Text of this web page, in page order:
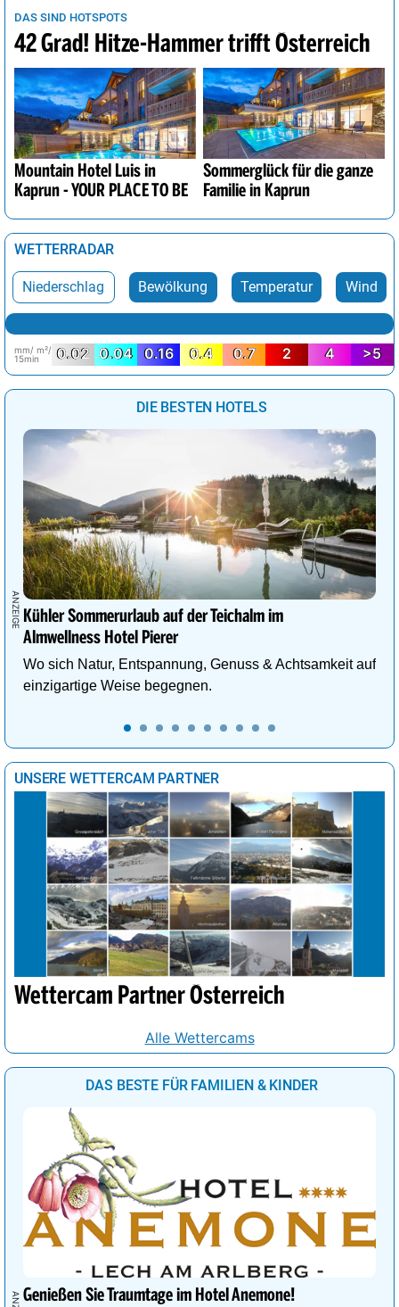
DAS SIND HOTSPOTS
42 Grad! Hitze-Hammer trifft Österreich
Mountain Hotel Luis in
Kaprun - YOUR PLACE TO BE
Sommerglück für die ganze
Familie in Kaprun
WETTERRADAR
Niederschlag Bewölkung Temperatur Wind
mm/ m²/
15min
0.02 0.04 0.16 0.4 0.7 2 4 >5
DIE BESTEN HOTELS
Kühler Sommerurlaub auf der Teichalm im
Almwellness Hotel Pierer
Wo sich Natur, Entspannung, Genuss & Achtsamkeit auf
einzigartige Weise begegnen.
UNSERE WETTERCAM PARTNER
Wettercam Partner Österreich
Alle Wettercams
DAS BESTE FÜR FAMILIEN & KINDER
Genießen Sie Traumtage im Hotel Anemone!